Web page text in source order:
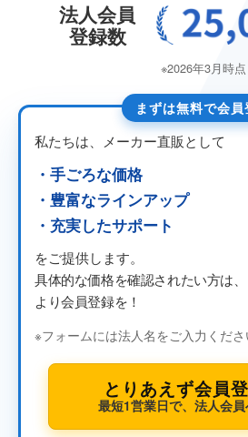
法人会員
登録数
※2026年3月時点
まずは無料で会員
私たちは、メーカー直販として
・手ごろな価格
・豊富なラインアップ
・充実したサポート
をご提供します。
具体的な価格を確認されたい方は、
より会員登録を！
※フォームには法人名をご入力くださ
とりあえず会員
最短1営業日で、法人会